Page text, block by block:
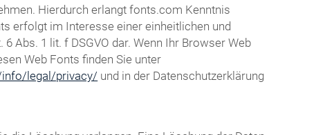
Hierdurch erlangt fonts.com Kenntnis
erfolgt im Interesse einer einheitlichen und
Abs. 1 lit. f DSGVO dar. Wenn Ihr Browser Web
Web Fonts finden Sie unter
legal/privacy/ und in der Datenschutzerklärung